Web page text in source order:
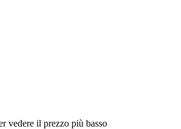
vedere il prezzo più basso